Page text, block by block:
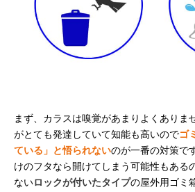
まず、カラスは嗅覚があまりよくありま
がとても発達していて知能も高いのでゴ
ている」と悟られないのが一番の対策で
けのフタなら開けてしまう可能性もある
ないロックが付いたタイプの屋外用ゴミ